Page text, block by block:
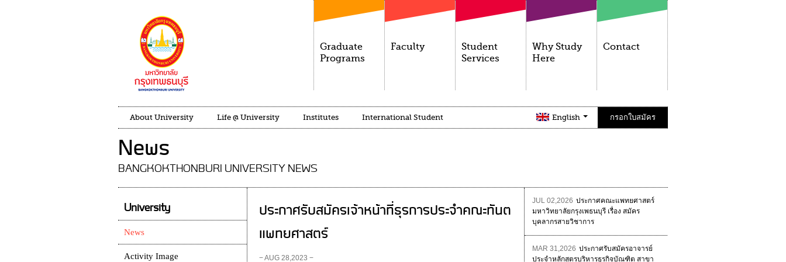
Graduate
Programs
Faculty
Student
Services
Why Study
Here
Contact
About University Life @ University Institutes International Student English กรอกใบสมัคร
News
BANGKOKTHONBURI UNIVERSITY NEWS
ประกาศรับสมัครเจ้าหน้าที่ธุรการประจำคณะทันต
แพทยศาสตร์
− AUG 28,2023 −
JUL 02,2026 ประกาศคณะแพทยศาสตร์
มหาวิทยาลัยกรุงเพธนบุรี เรื่อง สมัคร
บุคลากรสายวิชาการ
MAR 31,2026 ประกาศรับสมัครอาจารย์
ประจำหลักสูตรบริหารธุรกิจบัณฑิต สาขา
University
News
Activity Image